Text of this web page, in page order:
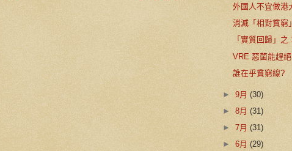
外國人不宜做港
消滅「相對貧窮
「實質回歸」
VRE 惡菌能趕絕
誰在乎貧窮線?
►9月(30)
►8月(31)
►7月(31)
►6月(29)